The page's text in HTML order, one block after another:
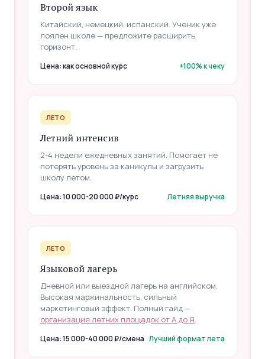
Второй язык
Китайский, немецкий, испанский. Ученик уже
лоялен школе — предложите расширить
горизонт.
Цена: как основной курс +100% к чеку
ЛЕТО
Летний интенсив
2-4 недели ежедневных занятий. Помогает не
потерять уровень за каникулы и загрузить
школу летом.
Цена: 10 000-20 000 ₽/курс Летняя выручка
ЛЕТО
Языковой лагерь
Дневной или выездной лагерь на английском.
Высокая маржинальность, сильный
маркетинговый эффект. Полный гайд —
организация летних площадок от А до Я.
Цена: 15 000-40 000 ₽/смена Лучший формат лета